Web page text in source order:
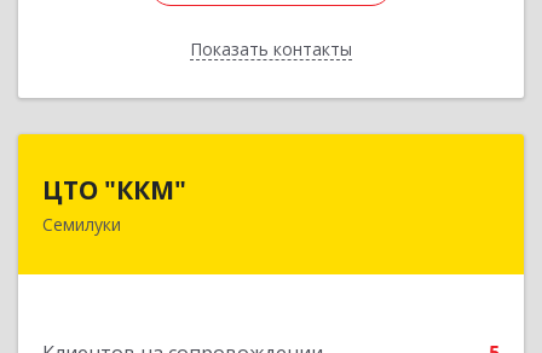
Показать контакты
Назад
ЦТО "ККМ"
Семилуки